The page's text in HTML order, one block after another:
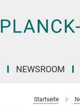
NEWSROOM
Startseite